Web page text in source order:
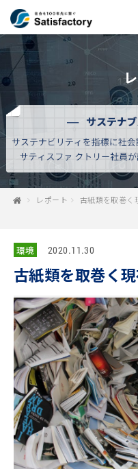
レポート 古紙類を取巻く
環境 2020.11.30
古紙類を取巻く